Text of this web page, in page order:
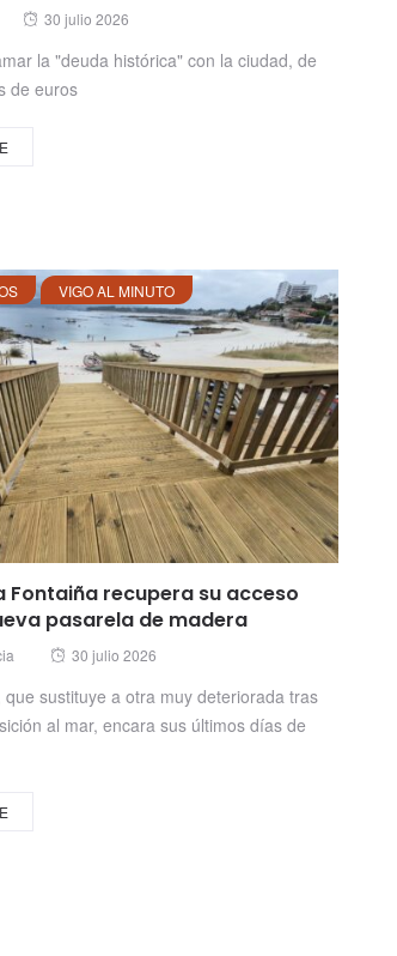
Posted
30 julio 2026
la "deuda histórica" con la ciudad, de
de euros
VIGO AL MINUTO
Fontaiña recupera su acceso
pasarela de madera
Posted
30 julio 2026
que sustituye a otra muy deteriorada tras
al mar, encara sus últimos días de